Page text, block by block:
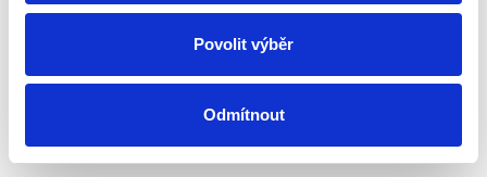
Povolit výběr
Odmítnout